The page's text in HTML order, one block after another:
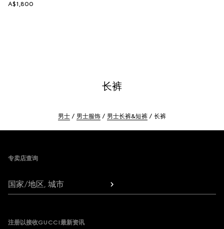
A$1,800
长裤
男士 男士服饰 男士长裤&短裤 长裤
专卖店查询
国家/地区, 城市
注册以接收GUCCI最新资讯